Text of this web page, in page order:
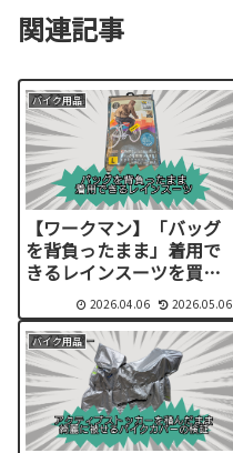
関連記事
バイク用品
【ワークマン】「バッグ
を背負ったまま」着用で
きるレインスーツを買っ
てみた
2026.04.06 2026.05.06
バイク用品